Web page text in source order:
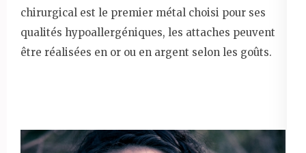
chirurgical est le premier métal choisi pour ses
qualités hypoallergéniques, les attaches peuvent
être réalisées en or ou en argent selon les goûts.